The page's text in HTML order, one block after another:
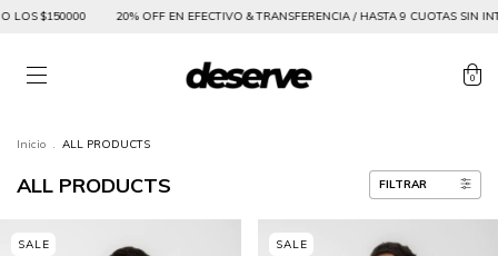
OFF EN EFECTIVO & TRANSFERENCIA / HASTA 9 CUOTAS SIN INTERES / ENVIO
0
Inicio . ALL PRODUCTS
ALL PRODUCTS FILTRAR